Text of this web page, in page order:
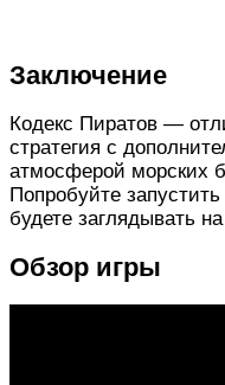
Заключение
Кодекс Пиратов —
стратегия с
атмосферой морских
Попробуйте
будете заглядывать
Обзор игры